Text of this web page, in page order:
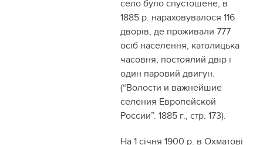
село було спустошене, в
1885 р. нараховувалося 116
дворів, де проживали 777
осіб населення, католицька
часовня, постоялий двір і
один паровий двигун.
(“Волости и важнейшие
селения Европейской
России”. 1885 г., стр. 173).
На 1 січня 1900 р. в Охматові